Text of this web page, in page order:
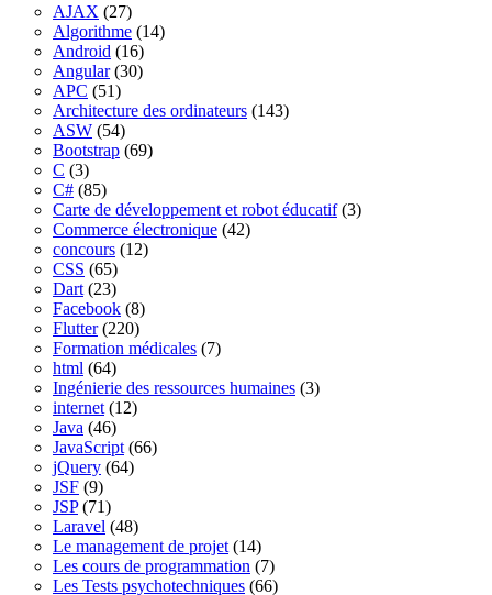
AJAX (27)
Algorithme (14)
Android (16)
Angular(30)
APC (51)
Architecture des ordinateurs (143)
ASW (54)
Bootstrap (69)
C (3)
C# (85)
Carte de développement et robot éducatif(3)
Commerce électronique (42)
concours (12)
CSS (65)
Dart (23)
Facebook (8)
Flutter(220)
Formation médicales (7)
html (64)
Ingénierie des ressources humaines (3)
internet (12)
Java (46)
JavaScript (66)
jQuery (64)
JSF (9)
JSP(71)
Laravel (48)
Le management de projet (14)
Les cours de programmation (7)
Les Tests psychotechniques (66)